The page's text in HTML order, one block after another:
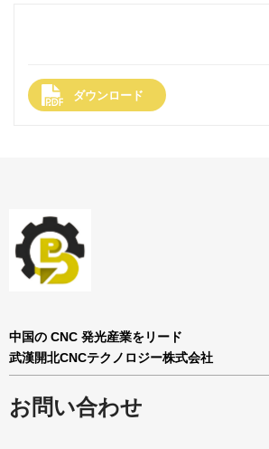
ダウンロード
中国の CNC 発光産業をリード
武漢開北CNCテクノロジー株式会社
お問い合わせ